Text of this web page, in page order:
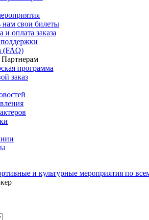
нам свои билеты
и оплата заказа
(FAQ)
программа
заказ
и культурные мероприятия по